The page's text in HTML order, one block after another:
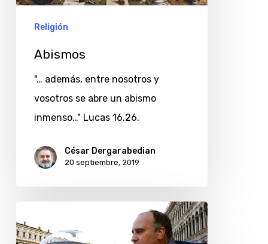
Religión
Abismos
"… además, entre nosotros y
vosotros se abre un abismo
inmenso…" Lucas 16.26.
César Dergarabedian
20 septiembre, 2019
argentino